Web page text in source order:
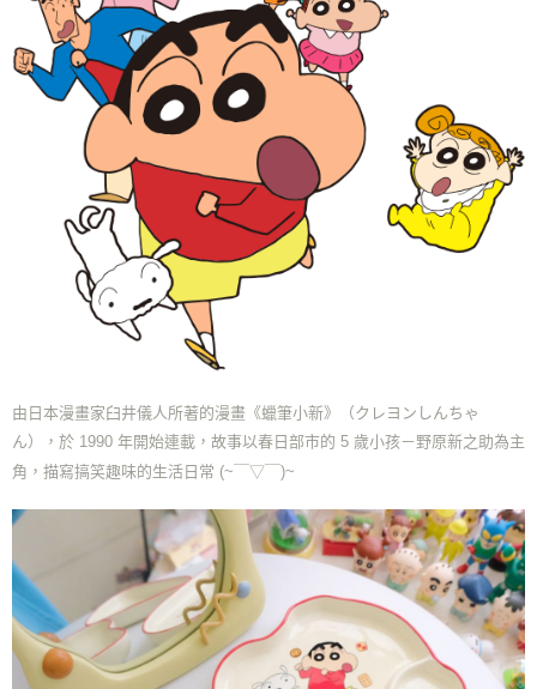
【注意事項】
１．透過由恩沛科技股份有限公司提供之「AFTEE先享後付」服務完成之交
易，需依本服務之必要範圍內提供個人資料，並將交易相關給付款項請求債
權轉讓予恩沛科技股份有限公司。
２．關於個人資料處理事宜，請瀏覽以下網址：
https://aftee.tw/terms/#terms3
３．未成年的使用者請事先徵得法定代理人或監護人之同意方可使用
「AFTEE先享後付」，若未經同意申辦者引起之損失，本公司不負相關責
４．使用「AFTEE先享後付」時，將依據個別帳號之用戶狀況，依本公司即
時審查核予不同之上限額度；若仍有額度不足之情形，本公司將視審查結果
請求用戶進行身份認證。
５．嚴禁一人註冊多個帳號或使用他人資訊註冊。若發現惡意使用之情形，
恩沛科技股份有限公司將有權停止該用戶之使用額度並採取法律行動。
每筆NT$80，滿NT$899(含以上)免運費
由日本漫畫家臼井儀人所著的漫畫《蠟筆小新》（クレヨンしんちゃ
ん），於 1990 年開始連載，故事以春日部市的 5 歲小孩－野原新之助為主
角，描寫搞笑趣味的生活日常 (~￣▽￣)~